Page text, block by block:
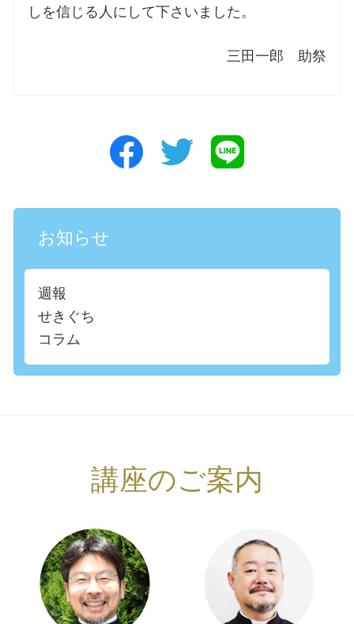
しを信じる人にして下さいました。
三田一郎 助祭
お知らせ
週報
せきぐち
コラム
講座のご案内